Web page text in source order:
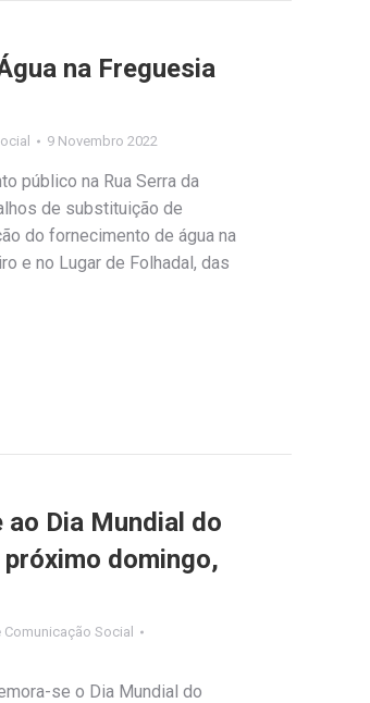
na Freguesia
9 Novembro 2022
público na Rua Serra da
de substituição de
do fornecimento de água na
e no Lugar de Folhadal, das
Dia Mundial do
domingo,
Comunicação Social
se o Dia Mundial do